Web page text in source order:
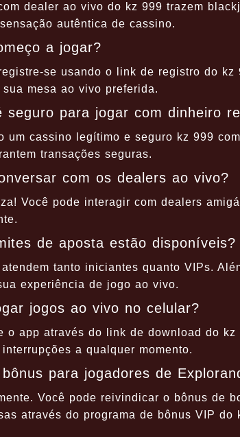
dealer ao vivo do kz 999 trazem
autêntica de cassino.
a jogar?
se usando o link de registro do
mesa ao vivo preferida.
seguro para jogar com dinheiro
um cassino legítimo e seguro kz 999
transações seguras.
com os dealers ao vivo?
Você pode interagir com dealers
de aposta estão disponíveis?
tanto iniciantes quanto VIPs.
experiência de jogo ao vivo.
jogos ao vivo no celular?
o app através do link de download do
a qualquer momento.
para jogadores de
Você pode reivindicar o bônus de
através do programa de bônus VIP do